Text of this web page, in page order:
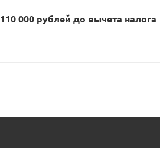
110 000 рублей до вычета налога